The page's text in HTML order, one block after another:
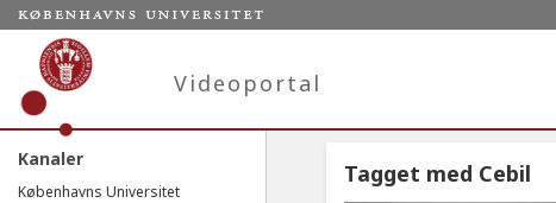
Videoportal
Kanaler
Københavns Universitet
Tagget med Cebil